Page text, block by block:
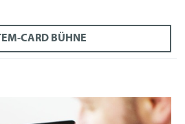
CARD BÜHNE